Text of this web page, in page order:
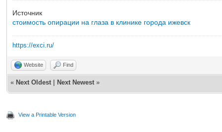
Источник
стоимость опирации на глаза в клинике города ижевск
https://exci.ru/
Website Find
« Next Oldest Next Newest »
View a Printable Version